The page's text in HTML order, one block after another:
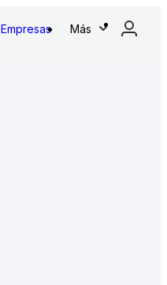
Empresas Más